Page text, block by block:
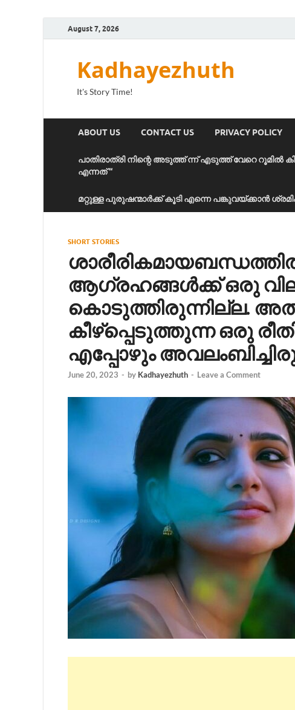
August 7, 2026
Kadhayezhuth
It's Story Time!
ABOUT US CONTACT US PRIVACY POLICY
പാതിരാത്രി നിന്റെ അടുത്ത് ന്ന് എടുത്ത് വേറെ റൂമിൽ
എന്നത് “
മറ്റുള്ള പുരുഷന്മാർക്ക് കൂടി എന്നെ പങ്കുവയ്ക്കാൻ
SHORT STORIES
ആഗ്രഹങ്ങൾക്ക് ഒരു
കൊടുത്തിരുന്നില്ല.
കീഴ്പ്പെടുത്തുന്ന ഒരു
എപ്പോഴും
June 20, 2023 - by Kadhayezhuth - Leave a Comment